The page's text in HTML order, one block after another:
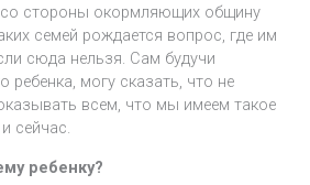
стороны окормляющих общину
семей рождается вопрос, где им
сюда нельзя. Сам будучи
ребенка, могу сказать, что не
всем, что мы имеем такое
сейчас.
ребенку?